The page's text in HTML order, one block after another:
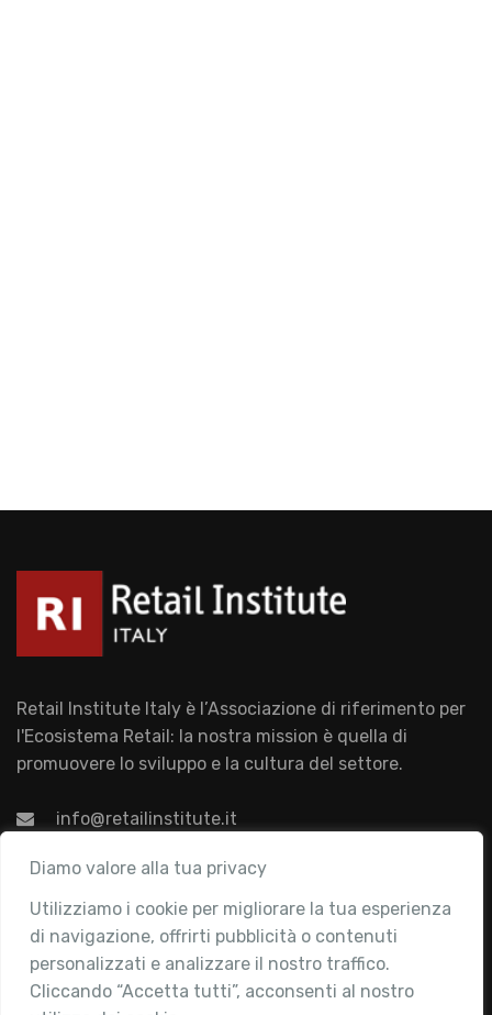
Diamo valore alla tua privacy
Utilizziamo i cookie per migliorare la tua esperienza
di navigazione, offrirti pubblicità o contenuti
personalizzati e analizzare il nostro traffico.
Cliccando “Accetta tutti”, acconsenti al nostro
Retail Institute Italy è l’Associazione di riferimento per
l'Ecosistema Retail: la nostra mission è quella di
promuovere lo sviluppo e la cultura del settore.
info@retailinstitute.it
Associazione
Chi siamo
Attività
Contatti